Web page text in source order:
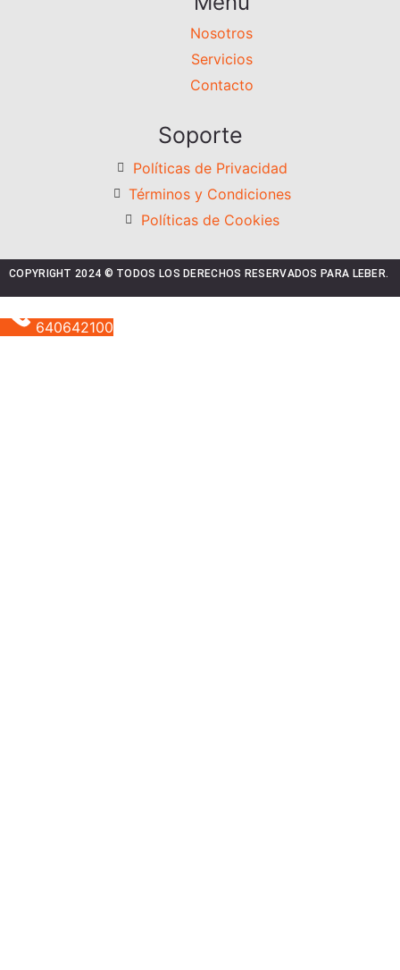
Nosotros
Servicios
Contacto
Soporte
Políticas de Privacidad
Términos y Condiciones
Políticas de Cookies
COPYRIGHT 2024 © TODOS LOS DERECHOS RESERVADOS PARA LEBER.
640642100